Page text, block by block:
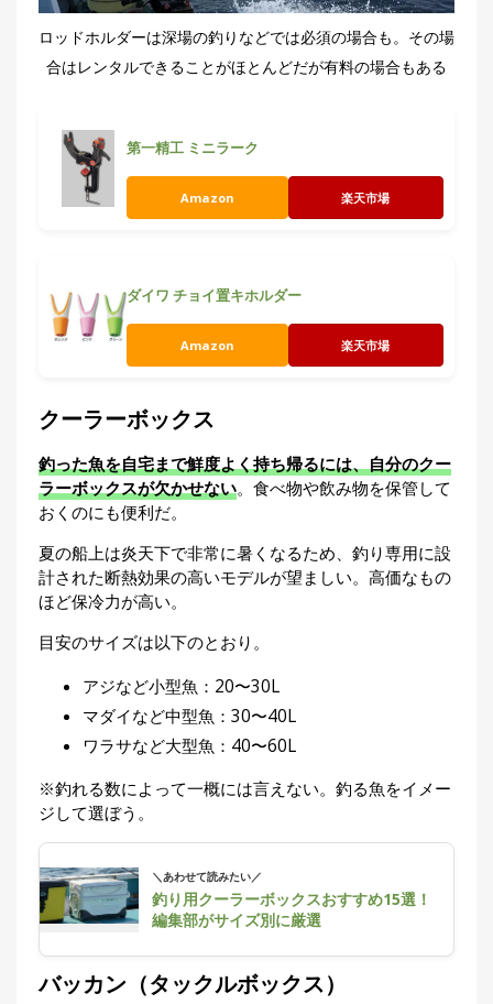
ロッドホルダーは深場の釣りなどでは必須の場合も。その場
合はレンタルできることがほとんどだが有料の場合もある
第一精工 ミニラーク
Amazon 楽天市場
ダイワ チョイ置キホルダー
Amazon 楽天市場
クーラーボックス
釣った魚を自宅まで鮮度よく持ち帰るには、自分のクー
ラーボックスが欠かせない。食べ物や飲み物を保管して
おくのにも便利だ。
夏の船上は炎天下で非常に暑くなるため、釣り専用に設
計された断熱効果の高いモデルが望ましい。高価なもの
ほど保冷力が高い。
目安のサイズは以下のとおり。
アジなど小型魚：20〜30L
マダイなど中型魚：30〜40L
ワラサなど大型魚：40〜60L
※釣れる数によって一概には言えない。釣る魚をイメー
ジして選ぼう。
＼あわせて読みたい／
釣り用クーラーボックスおすすめ15選！
編集部がサイズ別に厳選
バッカン（タックルボックス）